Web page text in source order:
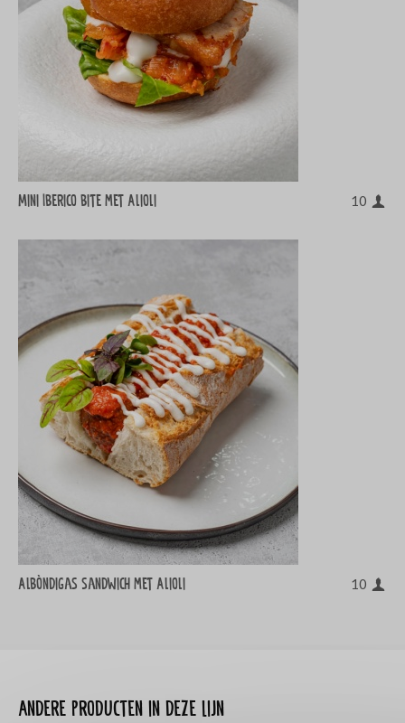
Mini Iberico bite met Alioli 10
Albòndigas sandwich met Alioli 10
Andere producten in deze lijn